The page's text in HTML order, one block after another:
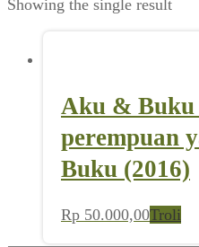
Showing the single result
Aku & Buku
perempuan
Buku (2016)
Rp 50.000,00Troli